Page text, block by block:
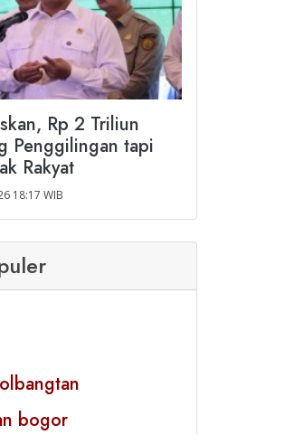
Rp 2 Triliun
Penggilingan tapi
Rakyat
18:17 WIB
bogor